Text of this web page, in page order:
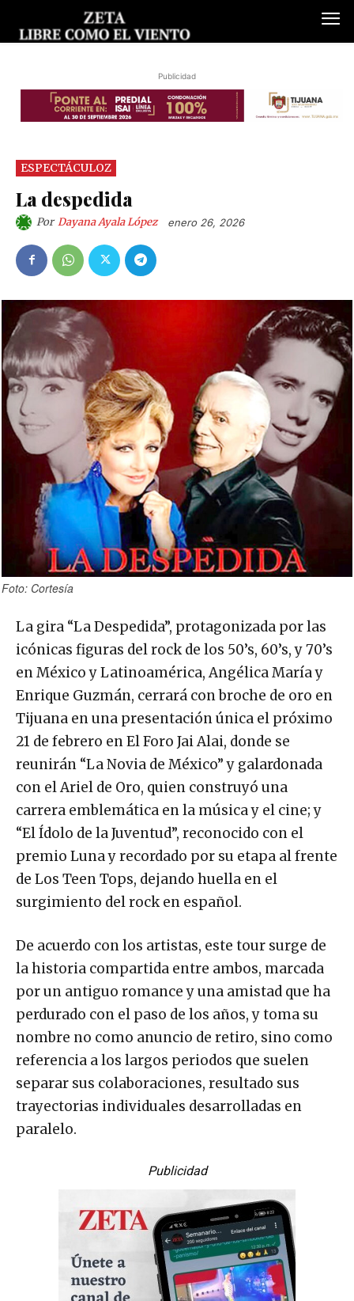
Publicidad
ESPECTÁCULOZ
La despedida
Por Dayana Ayala López enero 26, 2026
Foto: Cortesía
La gira “La Despedida”, protagonizada por las
icónicas figuras del rock de los 50’s, 60’s, y 70’s
en México y Latinoamérica, Angélica María y
Enrique Guzmán, cerrará con broche de oro en
Tijuana en una presentación única el próximo
21 de febrero en El Foro Jai Alai, donde se
reunirán “La Novia de México” y galardonada
con el Ariel de Oro, quien construyó una
carrera emblemática en la música y el cine; y
“El Ídolo de la Juventud”, reconocido con el
premio Luna y recordado por su etapa al frente
de Los Teen Tops, dejando huella en el
surgimiento del rock en español.
De acuerdo con los artistas, este tour surge de
la historia compartida entre ambos, marcada
por un antiguo romance y una amistad que ha
perdurado con el paso de los años, y toma su
nombre no como anuncio de retiro, sino como
referencia a los largos periodos que suelen
separar sus colaboraciones, resultado sus
trayectorias individuales desarrolladas en
paralelo.
Publicidad